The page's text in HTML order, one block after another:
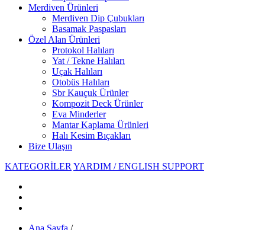
Merdiven Ürünleri
Merdiven Dip Çubukları
Basamak Paspasları
Özel Alan Ürünleri
Protokol Halıları
Yat / Tekne Halıları
Uçak Halıları
Otobüs Halıları
Sbr Kauçuk Ürünler
Kompozit Deck Ürünler
Eva Minderler
Mantar Kaplama Ürünleri
Halı Kesim Bıçakları
Bize Ulaşın
KATEGORİLER YARDIM / ENGLISH SUPPORT
Ana Sayfa /